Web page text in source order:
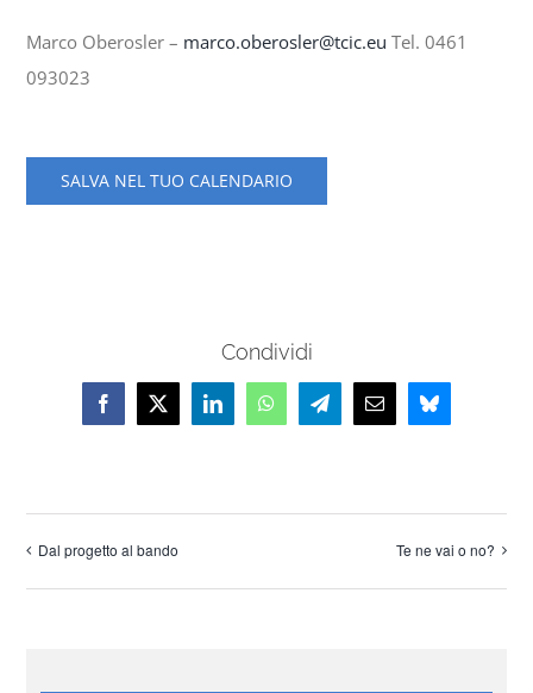
Marco Oberosler – marco.oberosler@tcic.eu Tel. 0461
093023
SALVA NEL TUO CALENDARIO
Condividi
Facebook
X LinkedInWhatsAppTelegramEmail Bluesky
Dal progetto al bando Te ne vai o no?